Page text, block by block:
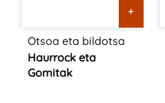
+
Otsoa eta bildotsa
Haurrock eta
Gomitak